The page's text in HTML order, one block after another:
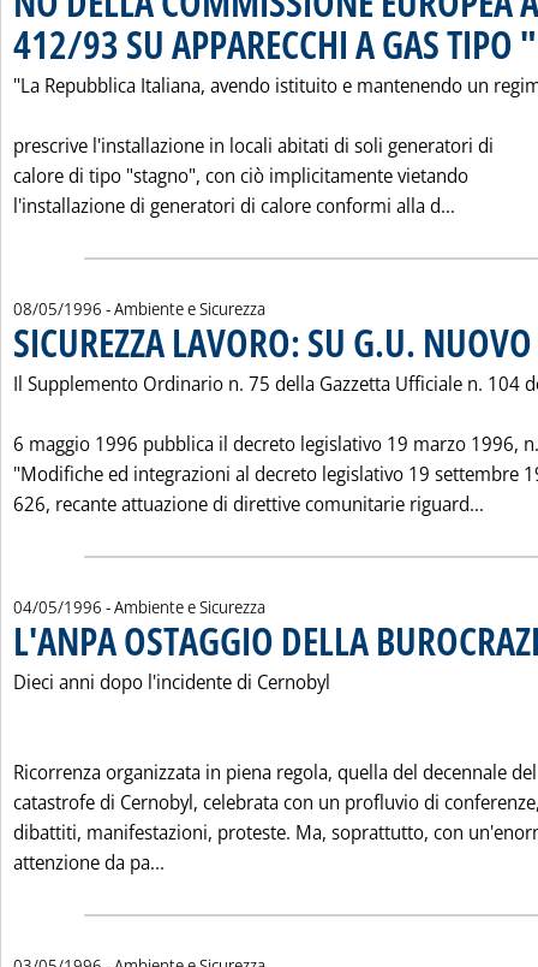
412/93 SU APPARECCHI A GAS TIPO
"La Repubblica Italiana, avendo istituito e mantenendo un
prescrive l'installazione in locali abitati di soli generatori di
calore di tipo "stagno", con ciò implicitamente vietando
l'installazione di generatori di calore conformi alla d...
08/05/1996 - Ambiente e Sicurezza
SICUREZZA LAVORO: SU G.U. NUOVO
Il Supplemento Ordinario n. 75 della Gazzetta Ufficiale n. 104
6 maggio 1996 pubblica il decreto legislativo 19 marzo 1996,
"Modifiche ed integrazioni al decreto legislativo 19 settembre
626, recante attuazione di direttive comunitarie riguard...
04/05/1996 - Ambiente e Sicurezza
L'ANPA OSTAGGIO DELLA
Dieci anni dopo l'incidente di Cernobyl
Ricorrenza organizzata in piena regola, quella del decennale
catastrofe di Cernobyl, celebrata con un profluvio di
dibattiti, manifestazioni, proteste. Ma, soprattutto, con
attenzione da pa...